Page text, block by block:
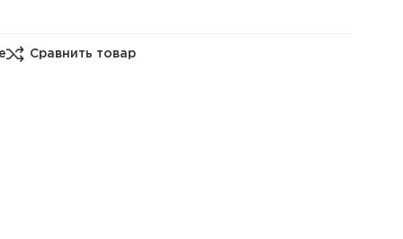
Сравнить товар